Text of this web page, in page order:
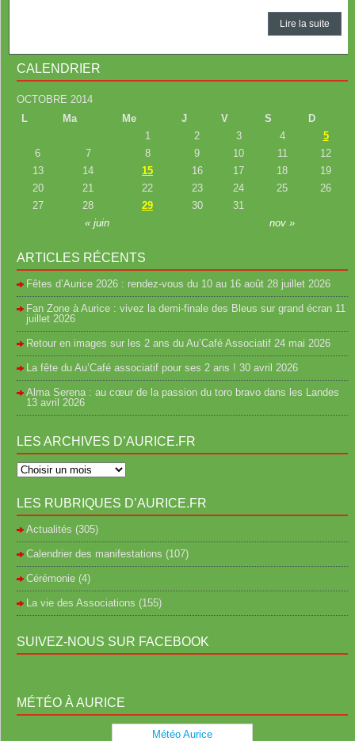
Lire la suite
CALENDRIER
OCTOBRE 2014
L
Ma Me J V S D
« juin nov »
1 2 3 4
5
6
7 8 9 10 11
12
13
14 15 16 17 18
19
20
21 22 23 24 25
26
27
28 29 30 31
ARTICLES RÉCENTS
Fêtes d’Aurice 2026 : rendez-vous du 10 au 16 août 28 juillet 2026
Fan Zone à Aurice : vivez la demi-finale des Bleus sur grand écran 11
juillet 2026
Retour en images sur les 2 ans du Au’Café Associatif 24 mai 2026
La fête du Au’Café associatif pour ses 2 ans ! 30 avril 2026
Alma Serena : au cœur de la passion du toro bravo dans les Landes
13 avril 2026
LES ARCHIVES D’AURICE.FR
LES RUBRIQUES D’AURICE.FR
Actualités (305)
Calendrier des manifestations (107)
Cérémonie (4)
La vie des Associations (155)
SUIVEZ-NOUS SUR FACEBOOK
MÉTÉO À AURICE